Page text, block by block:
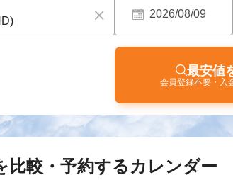
最安値
会員登録不要・入
比較・予約するカレンダー